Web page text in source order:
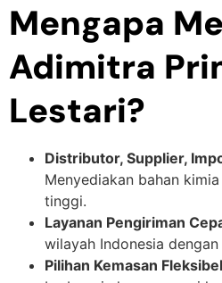
Mengapa
Adimitra
Lestari?
Distributor, Supplier,
Menyediakan bahan
tinggi.
Layanan Pengiriman
wilayah Indonesia dengan
Pilihan Kemasan Fleksibel